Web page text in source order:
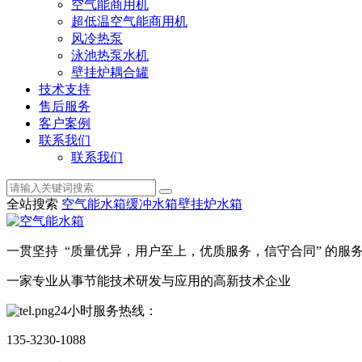
空气能商用机
超低温空气能商用机
风冷热泵
泳池热泵水机
壁挂炉耦合罐
技术支持
售后服务
客户案例
联系我们
联系我们
全站搜索 空气能水箱缓冲水箱壁挂炉水箱
一贯坚持 “质量优异，用户至上，优质服务，信守合同” 的服
一家专业从事节能技术研发与应用的高新技术企业
24小时服务热线：
135-3230-1088